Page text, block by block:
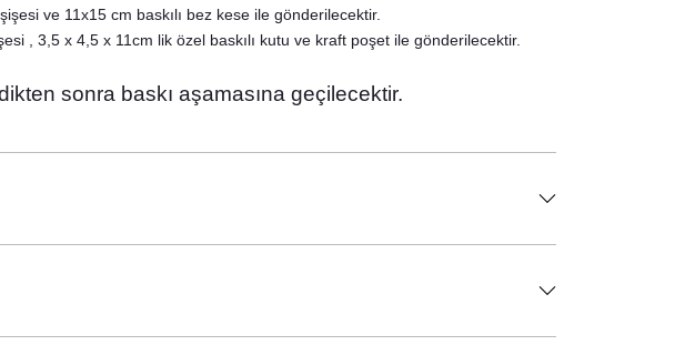
ve 11x15 cm baskılı bez kese ile gönderilecektir.
, 3,5 x 4,5 x 11cm lik özel baskılı kutu ve kraft poşet ile gönderilecektir.
sonra baskı aşamasına geçilecektir.